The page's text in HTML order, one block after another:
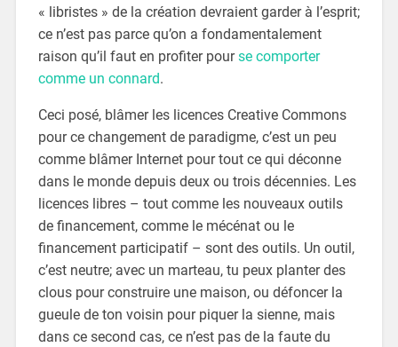
« libristes » de la création devraient garder à l’esprit;
ce n’est pas parce qu’on a fondamentalement
raison qu’il faut en profiter pourse comporter
comme un connard.
Ceci posé, blâmer les licences Creative Commons
pour ce changement de paradigme, c’est un peu
comme blâmer Internet pour tout ce qui déconne
dans le monde depuis deux ou trois décennies. Les
licences libres – tout comme les nouveaux outils
de financement, comme le mécénat ou le
financement participatif – sont des outils. Un outil,
c’est neutre; avec un marteau, tu peux planter des
clous pour construire une maison, ou défoncer la
gueule de ton voisin pour piquer la sienne, mais
dans ce second cas, ce n’est pas de la faute du